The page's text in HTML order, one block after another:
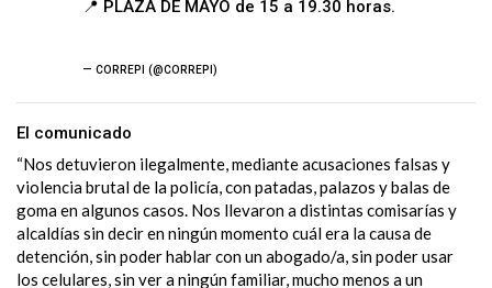
📍 PLAZA DE MAYO de 15 a 19.30 horas.
— CORREPI (@CORREPI)
El comunicado
“Nos detuvieron ilegalmente, mediante acusaciones falsas y
violencia brutal de la policía, con patadas, palazos y balas de
goma en algunos casos. Nos llevaron a distintas comisarías y
alcaldías sin decir en ningún momento cuál era la causa de
detención, sin poder hablar con un abogado/a, sin poder usar
los celulares, sin ver a ningún familiar, mucho menos a un